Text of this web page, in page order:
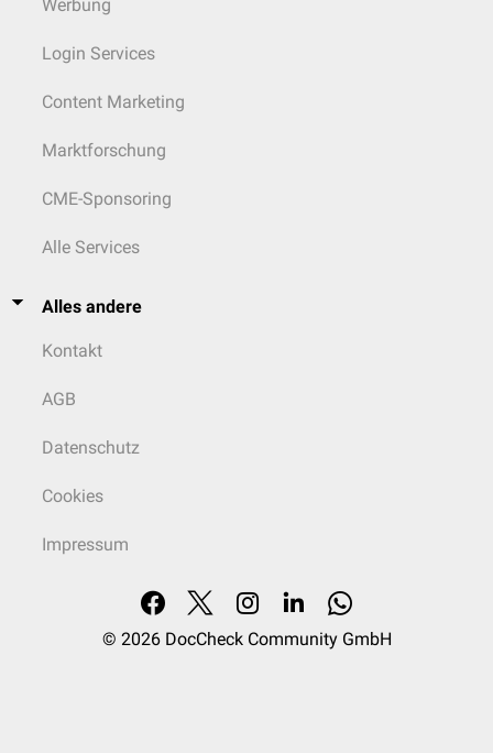
Werbung
Login Services
Content Marketing
Marktforschung
CME-Sponsoring
Alle Services
Alles andere
Kontakt
AGB
Datenschutz
Cookies
Impressum
© 2026 DocCheck Community GmbH